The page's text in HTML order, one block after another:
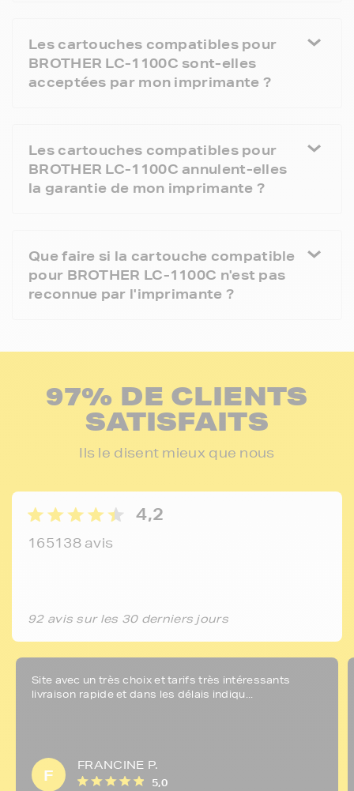
Les cartouches compatibles pour
BROTHER LC-1100C sont-elles
acceptées par mon imprimante ?
Les cartouches compatibles pour
BROTHER LC-1100C annulent-elles
la garantie de mon imprimante ?
Que faire si la cartouche compatible
pour BROTHER LC-1100C n'est pas
reconnue par l'imprimante ?
97% DE CLIENTS
SATISFAITS
Ils le disent mieux que nous
4,2
165138 avis
92 avis sur les 30 derniers jours
Site avec un très choix et tarifs très intéressants
livraison rapide et dans les délais indiqu...
F
FRANCINE P.
5,0